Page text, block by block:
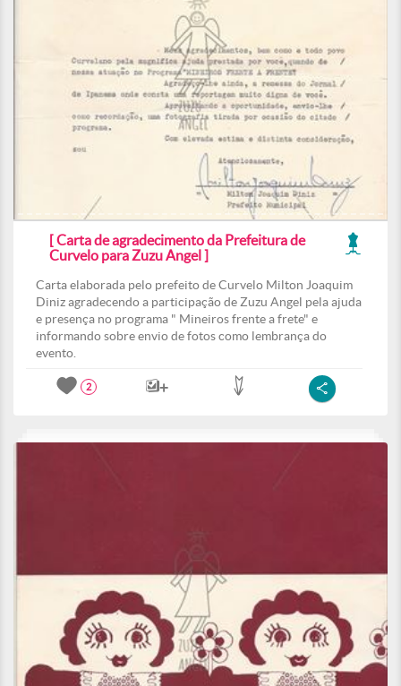
[ Carta de agradecimento da Prefeitura de
Curvelo para Zuzu Angel ]
Carta elaborada pelo prefeito de Curvelo Milton Joaquim
Diniz agradecendo a participação de Zuzu Angel pela ajuda
e presença no programa " Mineiros frente a frete" e
informando sobre envio de fotos como lembrança do
evento.
2